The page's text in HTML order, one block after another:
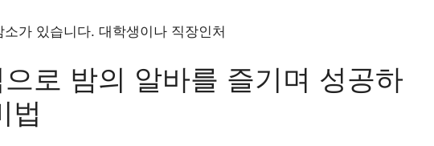
가 있습니다. 대학생이나 직장인처
로 밤의 알바를 즐기며 성공하
법